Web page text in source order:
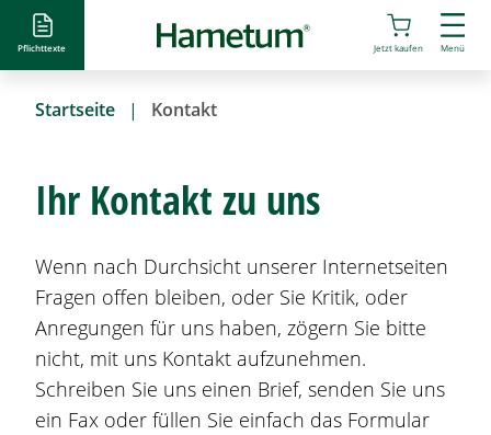
r
Pflichttexte Jetzt kaufen Menü
Startseite Kontakt
Ihr Kontakt zu uns
Wenn nach Durchsicht unserer Internetseiten
Fragen offen bleiben, oder Sie Kritik, oder
Anregungen für uns haben, zögern Sie bitte
nicht, mit uns Kontakt aufzunehmen.
Schreiben Sie uns einen Brief, senden Sie uns
ein Fax oder füllen Sie einfach das Formular